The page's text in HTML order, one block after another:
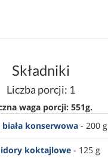
Składniki
Liczba porcji: 1
waga porcji: 551g.
biała konserwowa - 200 g
koktajlowe- 125 g